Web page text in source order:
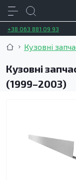
+38 063 881 09 93
Кузовні
Кузовні
(1999–2003)